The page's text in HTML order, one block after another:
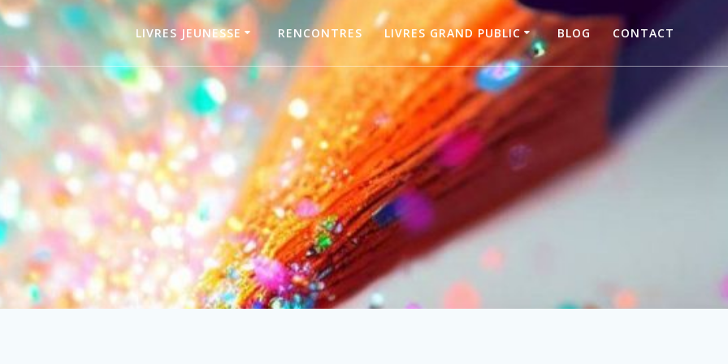
LIVRES JEUNESSE RENCONTRES LIVRES GRAND PUBLIC BLOG CONTACT